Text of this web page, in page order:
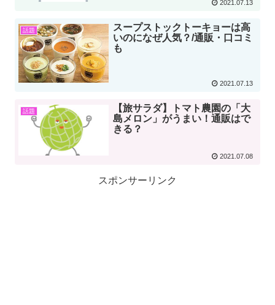
2021.07.13
話題
スープストックトーキョーは高
いのになぜ人気？/通販・口コミ
も
2021.07.13
話題
【旅サラダ】トマト農園の「大
島メロン」がうまい！通販はで
きる？
2021.07.08
スポンサーリンク